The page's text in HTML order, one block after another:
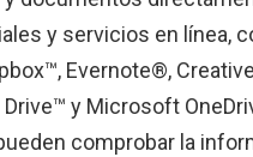
y servicios en línea,
Evernote®,
y Microsoft
comprobar la